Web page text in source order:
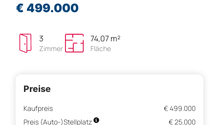
€ 499.000
3
Zimmer
74,07 m²
Fläche
Preise
Kaufpreis
€ 499.000
Preis (Auto-)Stellplatz
€ 25.000